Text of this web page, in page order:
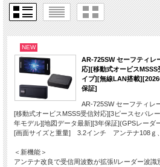
NEW
AR-725SW セーフティレ
応][移動式オービス
イプ][無線LAN搭載
保証]
AR-725SW セーフティレ
[移動式オービスMSSS受信対応][3ピースセパレ
年モデル][地図データ最新][3年保証](GPSレーダ
[画面サイズと重量] 3.2インチ アンテナ108ｇ
＜新機能＞
アンテナ改良で受信周波数が拡張!/レーダー波